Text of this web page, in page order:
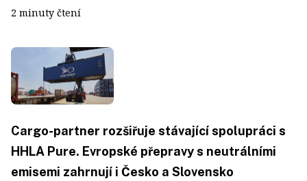
2 minuty čtení
Cargo-partner rozšiřuje stávající spolupráci s
HHLA Pure. Evropské přepravy s neutrálními
emisemi zahrnují i Česko a Slovensko